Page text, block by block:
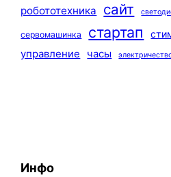
робототехника сайт
сервомашинка стартап
управление часы
Инфо